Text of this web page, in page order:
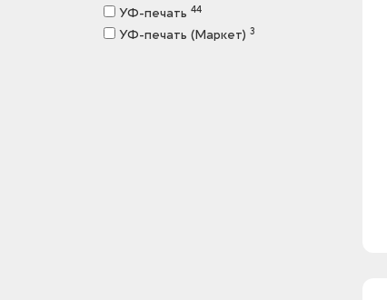
УФ-печать 44
УФ-печать (Маркет) 3